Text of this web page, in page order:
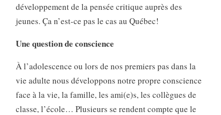
développement de la pensée critique auprès des
jeunes. Ça n’est-ce pas le cas au Québec!
Une question de conscience
À l’adolescence ou lors de nos premiers pas dans la
vie adulte nous développons notre propre conscience
face à la vie, la famille, les ami(e)s, les collègues de
classe, l’école… Plusieurs se rendent compte que le